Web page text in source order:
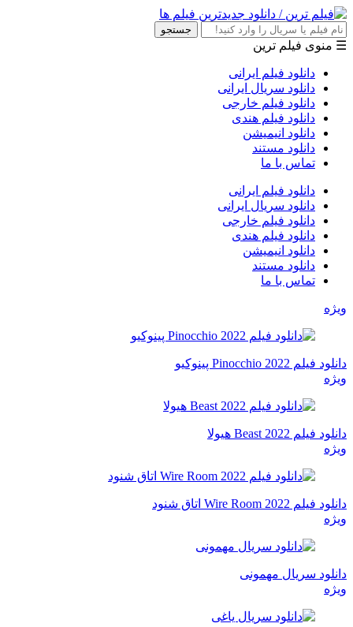
جستجو
☰ منوی فیلم ترین
دانلود فیلم ایرانی
دانلود سریال ایرانی
دانلود فیلم خارجی
دانلود فیلم هندی
دانلود انیمیشن
دانلود مستند
تماس با ما
دانلود فیلم ایرانی
دانلود سریال ایرانی
دانلود فیلم خارجی
دانلود فیلم هندی
دانلود انیمیشن
دانلود مستند
تماس با ما
ویژه
دانلود فیلم Pinocchio 2022 پینوکیو
ویژه
دانلود فیلم Beast 2022 هیولا
ویژه
دانلود فیلم Wire Room 2022 اتاق شنود
ویژه
دانلود سریال مهمونی
ویژه